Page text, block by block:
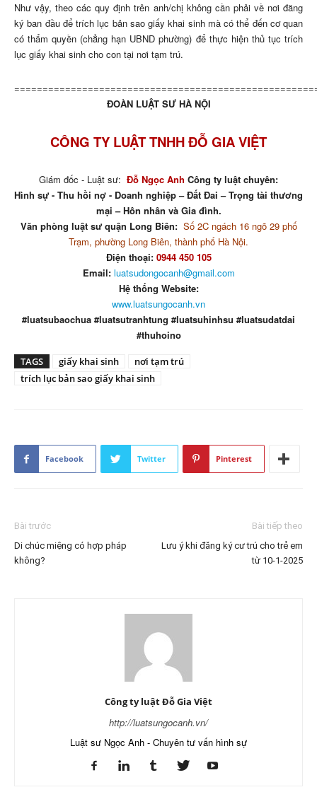
Như vậy, theo các quy định trên anh/chị không cần phải về nơi đăng
ký ban đầu để trích lục bản sao giấy khai sinh mà có thể đến cơ quan
có thẩm quyền (chẳng hạn UBND phường) để thực hiện thủ tục trích
lục giấy khai sinh cho con tại nơi tạm trú.
ĐOÀN LUẬT SƯ HÀ NỘI
CÔNG TY LUẬT TNHH ĐỖ GIA VIỆT
Giám đốc - Luật sư: Đỗ Ngọc Anh Công ty luật chuyên:
Hình sự - Thu hồi nợ - Doanh nghiệp – Đất Đai – Trọng tài thương
mại – Hôn nhân và Gia đình.
Văn phòng luật sư quận Long Biên: Số 2C ngách 16 ngõ 29 phố
Trạm, phường Long Biên, thành phố Hà Nội.
Điện thoại: 0944 450 105
Email: luatsudongocanh@gmail.com
Hệ thống Website:
www.luatsungocanh.vn
#luatsubaochua #luatsutranhtung #luatsuhinhsu #luatsudatdai
#thuhoino
TAGS giấy khai sinh
nơi tạm trú
trích lục bản sao giấy khai sinh
Facebook Twitter Pinterest
Bài trước
Di chúc miệng có hợp pháp
không?
Bài tiếp theo
Lưu ý khi đăng ký cư trú cho trẻ em
từ 10-1-2025
Công ty luật Đỗ Gia Việt
http://luatsungocanh.vn/
Luật sư Ngọc Anh - Chuyên tư vấn hình sự